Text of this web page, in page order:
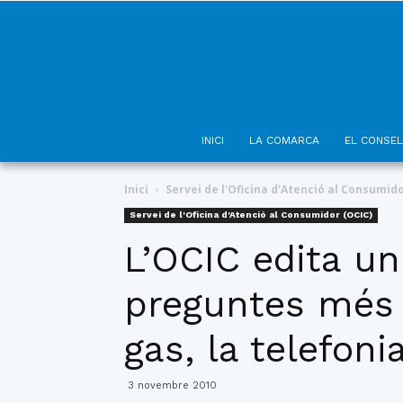
INICI LA COMARCA EL
Inici Servei de l'Oficina d'Atenció al
Servei de l'Oficina d'Atenció al Consumidor (OCIC)
L’OCIC edita
preguntes
gas, la
3 novembre 2010